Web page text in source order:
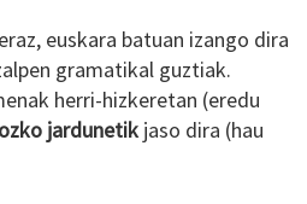
euskara batuan izango dira
gramatikal guztiak.
herri-hizkeretan (eredu
jardunetikjaso dira (hau